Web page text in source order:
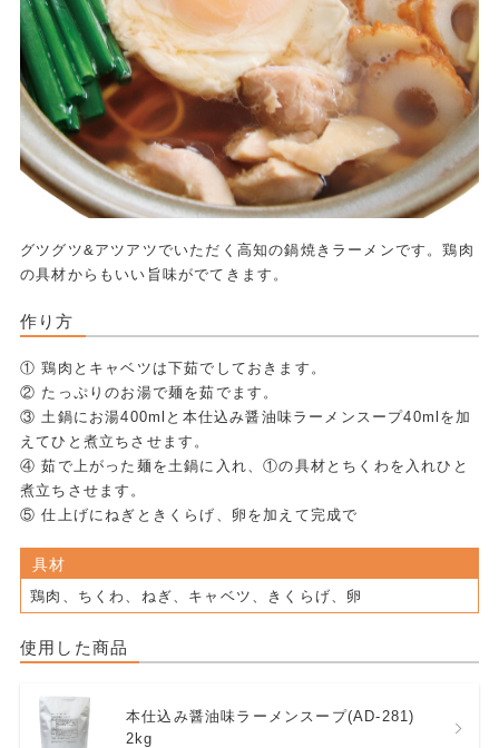
グツグツ&アツアツでいただく高知の鍋焼きラーメンです。鶏肉
の具材からもいい旨味がでてきます。
作り方
① 鶏肉とキャベツは下茹でしておきます。
② たっぷりのお湯で麺を茹でます。
③ 土鍋にお湯400mlと本仕込み醤油味ラーメンスープ40mlを加
えてひと煮立ちさせます。
④ 茹で上がった麺を土鍋に入れ、①の具材とちくわを入れひと
煮立ちさせます。
⑤ 仕上げにねぎときくらげ、卵を加えて完成で
具材
鶏肉、ちくわ、ねぎ、キャベツ、きくらげ、卵
使用した商品
本仕込み醤油味ラーメンスープ(AD-281)
2kg